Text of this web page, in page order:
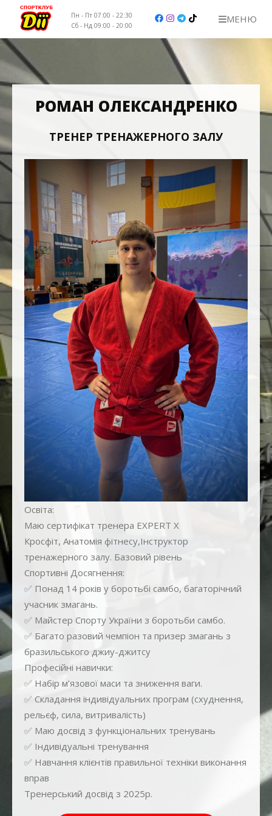
Пн - Пт 07:00 - 22:30
Сб - Нд 09:00 - 20:00
МЕНЮ
ЦІНИ
ТРЕНЕРИ
ВАКАНСІЇ
+38 (067) 103-32-01 вул. Ірпінська, 76
+38 (067) 103-32-23 бул. Руденка 14
+38 (067) 103-32-32 вул. Поповича 13
+38 (067) 103-32-55 вул. Поповича 8а
+38 (067) 103-32-18 пр. Корольова 10
РОМАН ОЛЕКСАНДРЕНКО
ТРЕНЕР ТРЕНАЖЕРНОГО ЗАЛУ
Освіта:
Маю сертифікат тренера EXPERT X
Кросфіт, Анатомія фітнесу,Інструктор
тренажерного залу. Базовий рівень
Спортивні Досягнення:
✅ Понад 14 років у боротьбі самбо, багаторічний
учасник змагань.
✅ Майстер Спорту України з боротьби самбо.
✅ Багато разовий чемпіон та призер змагань з
бразильського джиу-джитсу
Професійні навички:
✅ Набір м’язової маси та зниження ваги.
✅ Складання індивідуальних програм (схуднення,
рельєф, сила, витривалість)
✅ Маю досвід з функціональних тренувань
✅ Індивідуальні тренування
✅ Навчання клієнтів правильної техніки виконання
вправ
Тренерський досвід з 2025р.